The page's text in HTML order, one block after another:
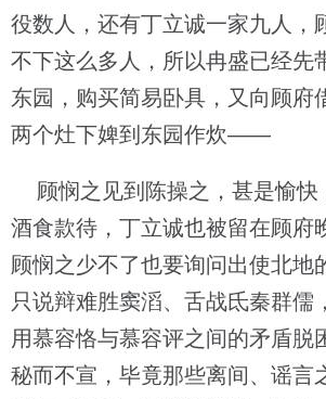
役数人，还有丁立诚一家九人，
不下这么多人，所以冉盛已经先
东园，购买简易卧具，又向顾府
两个灶下婢到东园作炊——
顾悯之见到陈操之，甚是愉快
酒食款待，丁立诚也被留在顾府
顾悯之少不了也要询问出使北地
只说辩难胜窦滔、舌战氐秦群儒
用慕容恪与慕容评之间的矛盾脱
秘而不宣，毕竟那些离间、谣言